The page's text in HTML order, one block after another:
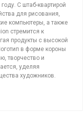
С штаб-квартирой
для рисования,
компьютеры, а также
стремится к
продукты с высокой
в форме короны
творчество и
уделяя
художников.